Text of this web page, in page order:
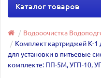
Каталог товаров
Водооочистка
Комплект картриджей К-1
для установки в питьевые
комплекте: ПП-5М, УГП-10,